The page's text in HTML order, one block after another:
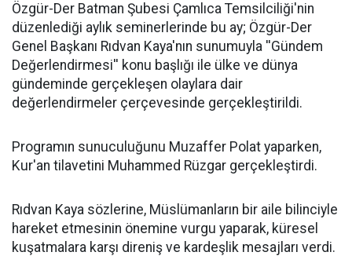
​Özgür-Der Batman Şubesi Çamlıca Temsilciliği'nin
düzenlediği aylık seminerlerinde bu ay; Özgür-Der
Genel Başkanı Rıdvan Kaya'nın sunumuyla ''Gündem
Değerlendirmesi'' konu başlığı ile ülke ve dünya
gündeminde gerçekleşen olaylara dair
değerlendirmeler çerçevesinde gerçekleştirildi.
Programın sunuculuğunu Muzaffer Polat yaparken,
Kur'an tilavetini Muhammed Rüzgar gerçekleştirdi.
Rıdvan Kaya sözlerine, Müslümanların bir aile bilinciyle
hareket etmesinin önemine vurgu yaparak, küresel
kuşatmalara karşı direniş ve kardeşlik mesajları verdi.